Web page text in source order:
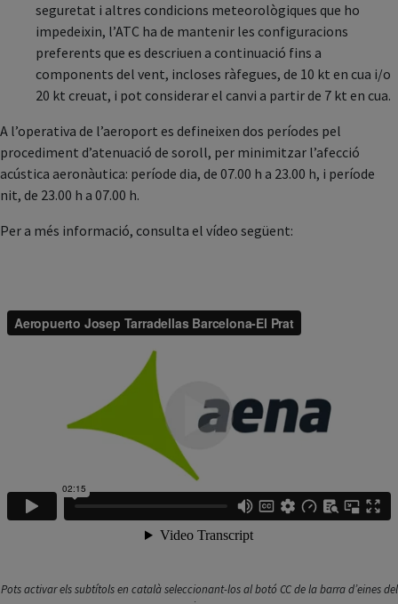
seguretat i altres condicions meteorològiques que ho
impedeixin, l’ATC ha de mantenir les configuracions
preferents que es descriuen a continuació fins a
components del vent, incloses ràfegues, de 10 kt en cua i/o
20 kt creuat, i pot considerar el canvi a partir de 7 kt en cua.
A l’operativa de l’aeroport es defineixen dos períodes pel
procediment d’atenuació de soroll, per minimitzar l’afecció
acústica aeronàutica: període dia, de 07.00 h a 23.00 h, i període
nit, de 23.00 h a 07.00 h.
Per a més informació, consulta el vídeo següent:
Pots activar els subtítols en català seleccionant-los al botó CC de la barra d’eines del